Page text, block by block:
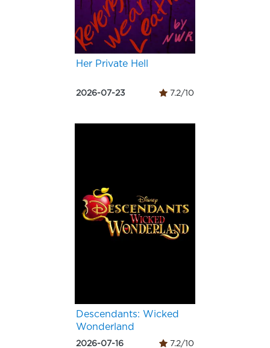
Her Private Hell
2026-07-23 7.2/10
Descendants: Wicked
Wonderland
2026-07-16 7.2/10